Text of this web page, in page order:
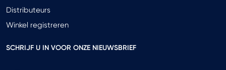
Distributeurs
Winkel registreren
SCHRIJF U IN VOOR ONZE NIEUWSBRIEF